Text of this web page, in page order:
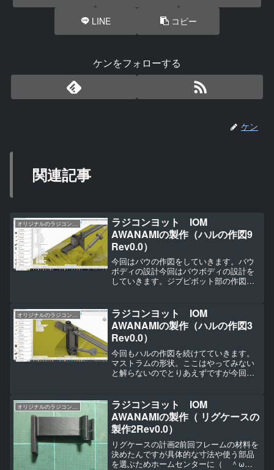
LINE コピー
ケンをフォローする
ケン
関連記事
オリジナルのラジコンヨットの作り方（IOM AWANAMI編）
ラジコンヨット IOM
AWANAMIの製作（ハルの作図9
Rev0.0）
今回はバウの作図をしていきます。バウ
ボディの設計今回はバウボディの設計を
していきます。ジブピボット部の作図ま
けなんですがそのフックが手元になかっ
たので・・・。この部分、...
オリジナルのラジコンヨットの作り方（IOM AWANAMI編）
ラジコンヨット IOM
AWANAMIの製作（ハルの作図3
Rev0.0）
今回もハルの作図を続けてていきます。
マストラムの形状。ここはやってみない
と解らないのでとりあえずですが今回は
のですが安直に円形配置の押し出しで滑
り止めにしました。ラム自...
ラジコンヨット IOM
AWANAMIの製作（ リグケースの
製作2Rev0.0）
リグケースの計画2前回フレームの材料を
決めたんですが具体的な寸法や使う部品
を選ぶためホームセンターに（ ＾ω